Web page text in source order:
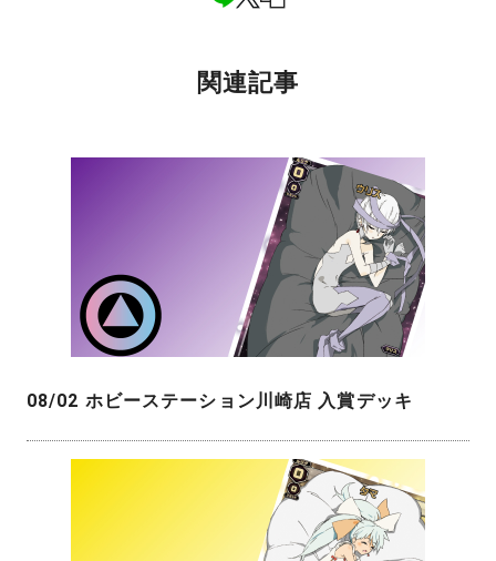
関連記事
08/02 ホビーステーション川崎店 入賞デッキ